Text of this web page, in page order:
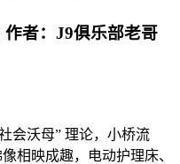
作者： J9俱乐部老哥
沃母” 理论，小桥流
相映成趣，电动护理床、